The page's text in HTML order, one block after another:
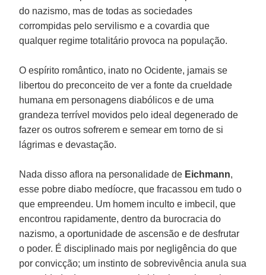
do nazismo, mas de todas as sociedades
corrompidas pelo servilismo e a covardia que
qualquer regime totalitário provoca na população.
O espírito romântico, inato no Ocidente, jamais se
libertou do preconceito de ver a fonte da crueldade
humana em personagens diabólicos e de uma
grandeza terrível movidos pelo ideal degenerado de
fazer os outros sofrerem e semear em torno de si
lágrimas e devastação.
Nada disso aflora na personalidade de Eichmann,
esse pobre diabo medíocre, que fracassou em tudo o
que empreendeu. Um homem inculto e imbecil, que
encontrou rapidamente, dentro da burocracia do
nazismo, a oportunidade de ascensão e de desfrutar
o poder. É disciplinado mais por negligência do que
por convicção; um instinto de sobrevivência anula sua